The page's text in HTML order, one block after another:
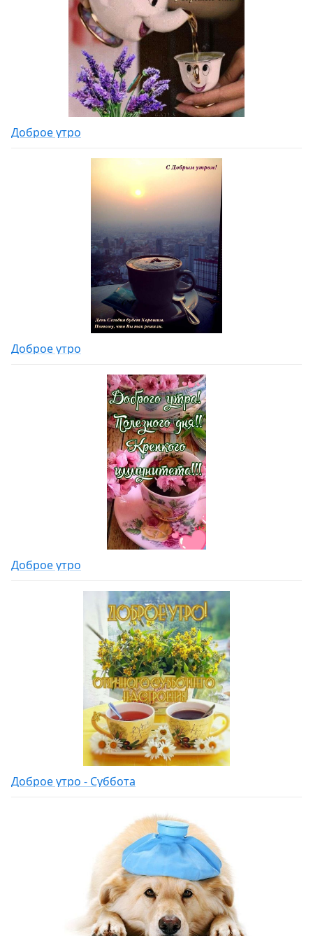
Доброе утро
Доброе утро
Доброе утро
Доброе утро - Суббота